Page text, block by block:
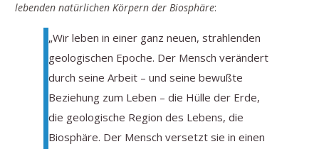
lebenden natürlichen Körpern der Biosphäre:
„Wir leben in einer ganz neuen, strahlenden
geologischen Epoche. Der Mensch verändert
durch seine Arbeit – und seine bewußte
Beziehung zum Leben – die Hülle der Erde,
die geologische Region des Lebens, die
Biosphäre. Der Mensch versetzt sie in einen